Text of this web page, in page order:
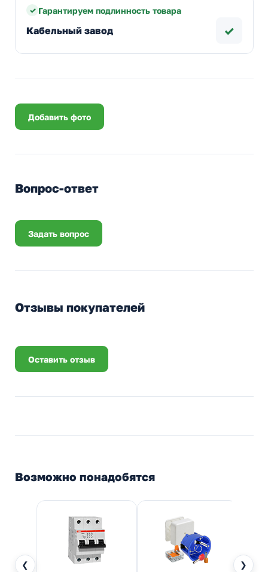
Гарантируем подлинность товара
Кабельный завод ✓
Добавить фото
Вопрос-ответ
Задать вопрос
Отзывы покупателей
Оставить отзыв
Возможно понадобятся
❮ ❯